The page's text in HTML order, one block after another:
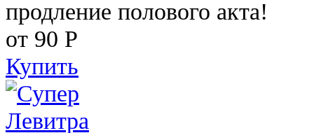
продление полового акта!
от 90 Р
Купить